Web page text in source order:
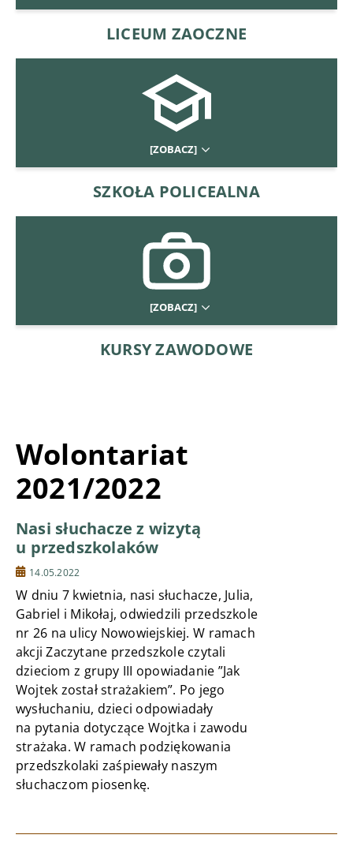
LICEUM ZAOCZNE
[ZOBACZ]
SZKOŁA POLICEALNA
[ZOBACZ]
KURSY ZAWODOWE
Wolontariat
2021/2022
Nasi słuchacze z wizytą
u przedszkolaków
14.05.2022
W dniu 7 kwietnia, nasi słuchacze, Julia,
Gabriel i Mikołaj, odwiedzili przedszkole
nr 26 na ulicy Nowowiejskiej. W ramach
akcji Zaczytane przedszkole czytali
dzieciom z grupy III opowiadanie ”Jak
Wojtek został strażakiem”. Po jego
wysłuchaniu, dzieci odpowiadały
na pytania dotyczące Wojtka i zawodu
strażaka. W ramach podziękowania
przedszkolaki zaśpiewały naszym
słuchaczom piosenkę.